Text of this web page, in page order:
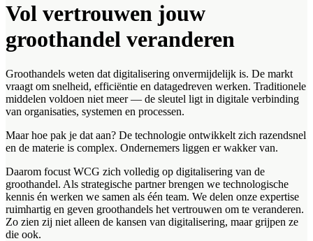
Vol vertrouwen jouw
groothandel veranderen
Groothandels weten dat digitalisering onvermijdelijk is. De markt
vraagt om snelheid, efficiëntie en datagedreven werken. Traditionele
middelen voldoen niet meer — de sleutel ligt in digitale verbinding
van organisaties, systemen en processen.
Maar hoe pak je dat aan? De technologie ontwikkelt zich razendsnel
en de materie is complex. Ondernemers liggen er wakker van.
Daarom focust WCG zich volledig op digitalisering van de
groothandel. Als strategische partner brengen we technologische
kennis én werken we samen als één team. We delen onze expertise
ruimhartig en geven groothandels het vertrouwen om te veranderen.
Zo zien zij niet alleen de kansen van digitalisering, maar grijpen ze
die ook.